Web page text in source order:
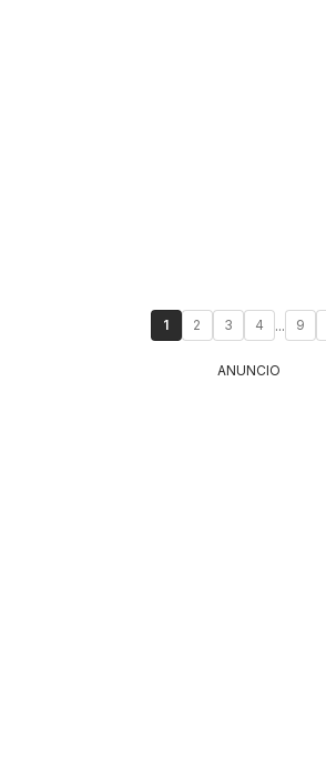
1 2 3 4 ... 9
ANUNCIO